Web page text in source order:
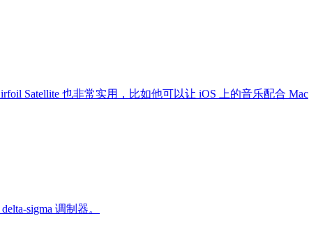
Satellite 也非常实用，比如他可以让 iOS 上的音乐配合 Mac
sigma 调制器。